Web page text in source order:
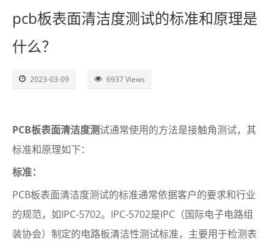
了解SITA
pcb板表面清洁度测试的标准和原理是
什么？
2023-03-09 6937 Views
PCB板表面清洁度测试通常使用的方法是接触角测试，其
标准和原理如下：
标准：
PCB板表面清洁度测试的标准通常依据客户的要求和行业
的规范，如IPC-5702。IPC-5702是IPC（国际电子电路组
装协会）制定的电路板清洁性测试标准，主要用于检测表